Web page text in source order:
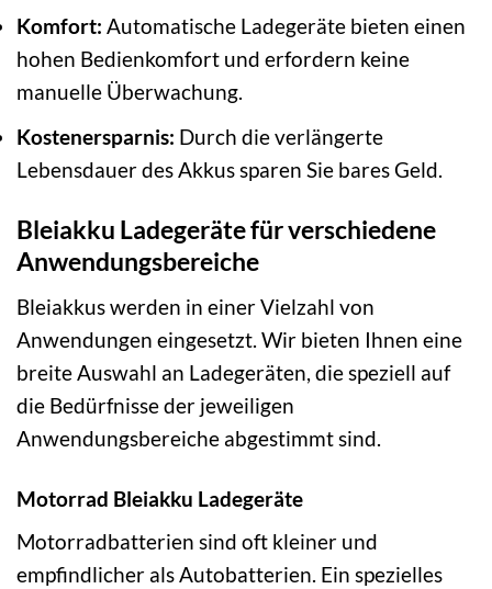
Komfort: Automatische Ladegeräte bieten einen
hohen Bedienkomfort und erfordern keine
manuelle Überwachung.
Kostenersparnis: Durch die verlängerte
Lebensdauer des Akkus sparen Sie bares Geld.
Bleiakku Ladegeräte für verschiedene
Anwendungsbereiche
Bleiakkus werden in einer Vielzahl von
Anwendungen eingesetzt. Wir bieten Ihnen eine
breite Auswahl an Ladegeräten, die speziell auf
die Bedürfnisse der jeweiligen
Anwendungsbereiche abgestimmt sind.
Motorrad Bleiakku Ladegeräte
Motorradbatterien sind oft kleiner und
empfindlicher als Autobatterien. Ein spezielles